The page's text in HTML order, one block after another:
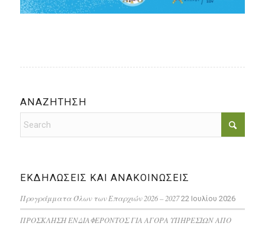
ΑΝΑΖΗΤΗΣΗ
ΕΚΔΗΛΩΣΕΙΣ ΚΑΙ ΑΝΑΚΟΙΝΩΣΕΙΣ
Προγράμματα Όλων των Επαρχιών 2026 – 2027 22 Ιουλίου 2026
ΠΡΟΣΚΛΗΣΗ ΕΝΔΙΑΦΕΡΟΝΤΟΣ ΓΙΑ ΑΓΟΡΑ ΥΠΗΡΕΣΙΩΝ ΑΠΟ